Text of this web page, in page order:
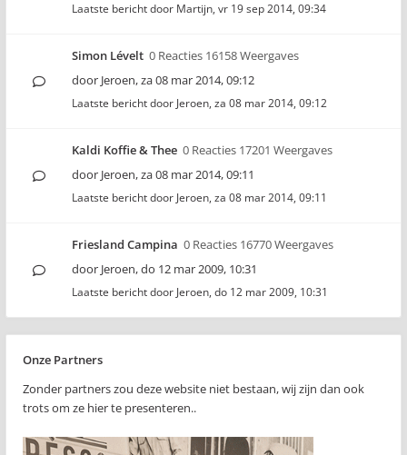
Laatste bericht door Martijn, vr 19 sep 2014, 09:34
Simon Lévelt 0 Reacties 16158 Weergaves
door Jeroen,za 08 mar 2014, 09:12
Laatste bericht door Jeroen, za 08 mar 2014, 09:12
Kaldi Koffie & Thee 0 Reacties 17201 Weergaves
door Jeroen,za 08 mar 2014, 09:11
Laatste bericht door Jeroen, za 08 mar 2014, 09:11
Friesland Campina 0 Reacties 16770 Weergaves
door Jeroen,do 12 mar 2009, 10:31
Laatste bericht door Jeroen, do 12 mar 2009, 10:31
Onze Partners
Zonder partners zou deze website niet bestaan, wij zijn dan ook
trots om ze hier te presenteren..